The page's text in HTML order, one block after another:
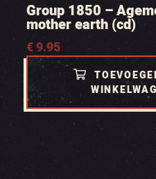
Group 1850 –
mother earth (cd)
€9.95